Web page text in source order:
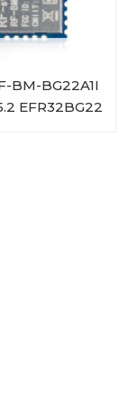
BM-BG22A1I
EFR32BG22